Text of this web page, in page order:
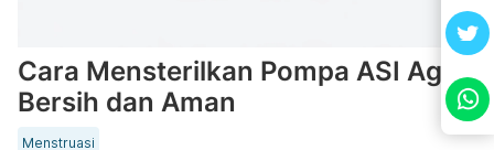
Cara Mensterilkan Pompa ASI Agar
Bersih dan Aman
Menstruasi